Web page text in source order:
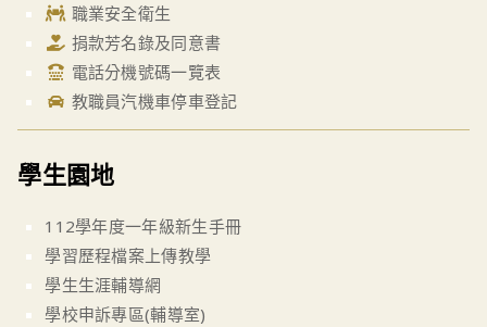
職業安全衛生
捐款芳名錄及同意書
電話分機號碼一覽表
教職員汽機車停車登記
學生園地
112學年度一年級新生手冊
學習歷程檔案上傳教學
學生生涯輔導網
學校申訴專區(輔導室)